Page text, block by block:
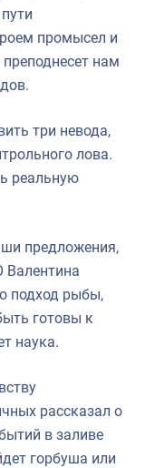
промысел и
нам
три невода,
лова.
реальную
предложения,
Валентина
подход рыбы,
готовы к
наука.
рассказал о
в заливе
горбуша или